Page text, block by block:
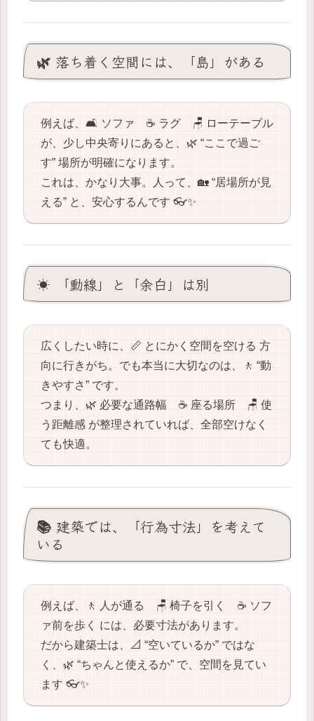
🌿 落ち着く空間には、「島」がある
例えば、🛋️ ソファ ☕️ ラグ 🪑 ローテーブル
が、少し中央寄りにあると、🌿 “ここで過ご
す” 場所が明確になります。
これは、かなり大事。人って、🏡 “居場所が見
える” と、安心するんです 👓✨
☀️ 「動線」と「余白」は別
広くしたい時に、📏 とにかく空間を空ける 方
向に行きがち。でも本当に大切なのは、🚶 “動
きやすさ” です。
つまり、🌿 必要な通路幅 ☕️ 座る場所 🪑 使
う距離感 が整理されていれば、全部空けなく
ても快適。
📚 建築では、「行為寸法」を考えて
いる
例えば、🚶 人が通る 🪑 椅子を引く ☕️ ソフ
ァ前を歩く には、必要寸法があります。
だから建築士は、📐 “空いているか” ではな
く、🌿 “ちゃんと使えるか” で、空間を見てい
ます 👓✨